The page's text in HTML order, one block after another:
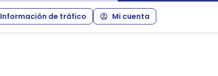
Información de tráfico Mi cuenta